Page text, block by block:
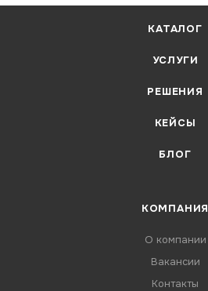
КАТАЛОГ
УСЛУГИ
РЕШЕНИЯ
КЕЙСЫ
БЛОГ
КОМПАНИЯ
О компании
Вакансии
Контакты